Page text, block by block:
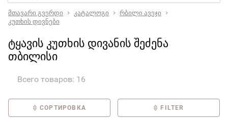
მთავარი გვერდი კატალოგი
რბილი ავეჯი
კუთხის დივნები
ტყავის კუთხის დივანის შეძენა
თბილისი
Всего товаров: 16
СОРТИРОВКА FILTER